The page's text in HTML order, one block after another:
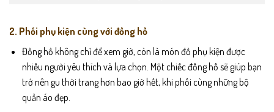
2. Phối phụ kiện cùng với đồng hồ
Đồng hồ không chỉ để xem giờ, còn là món đồ phụ kiện được
nhiều người yêu thích và lựa chọn. Một chiếc đồng hồ sẽ giúp bạn
trở nên gu thời trang hơn bao giờ hết, khi phối cùng những bộ
quần áo đẹp.